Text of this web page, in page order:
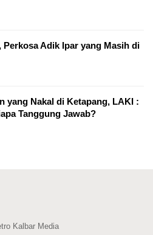
Perkosa Adik Ipar yang Masih di
yang Nakal di Ketapang, LAKI :
Siapa Tanggung Jawab?
Kalbar Media